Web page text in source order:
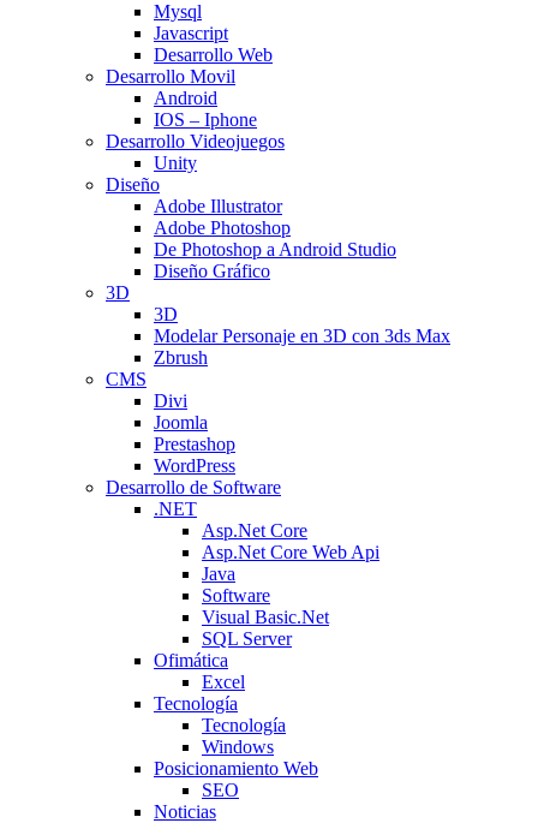
Mysql
Javascript
Desarrollo Web
Desarrollo Movil
Android
IOS – Iphone
Desarrollo Videojuegos
Unity
Diseño
Adobe Illustrator
Adobe Photoshop
De Photoshop a Android Studio
Diseño Gráfico
3D
3D
Modelar Personaje en 3D con 3ds Max
Zbrush
CMS
Divi
Joomla
Prestashop
WordPress
Desarrollo de Software
.NET
Asp.Net Core
Asp.Net Core Web Api
Java
Software
Visual Basic.Net
SQL Server
Ofimática
Excel
Tecnología
Tecnología
Windows
Posicionamiento Web
SEO
Noticias